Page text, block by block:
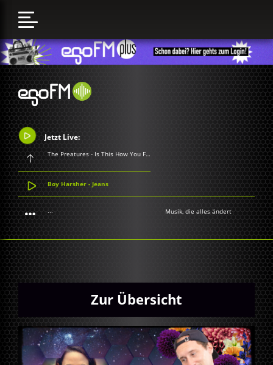
Jetzt Live:
The Preatures - Is This How You Feel
Boy Harsher - Jeans
... Musik, die alles ändert
Zur Übersicht